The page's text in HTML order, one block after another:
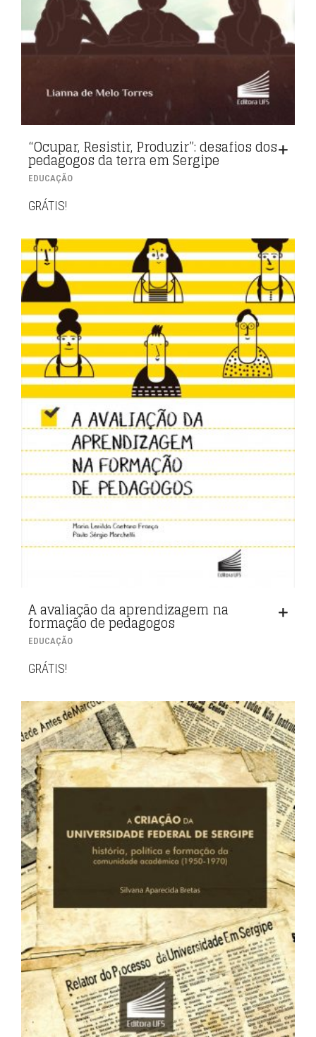
“Ocupar, Resistir, Produzir”: desafios dos
pedagogos da terra em Sergipe
EDUCAÇÃO
GRÁTIS!
A avaliação da aprendizagem na
formação de pedagogos
EDUCAÇÃO
GRÁTIS!